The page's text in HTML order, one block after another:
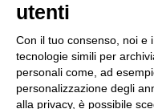
Un nuovo modello di IA
dei ghiacciai del pianeta
20 ore fa
Manutenzione strade,
2026-27 investiti 56
utenti
Con il tuo consenso, noi e
tecnologie simili per
personali come, ad
personalizzazione degli
alla privacy, è possibile